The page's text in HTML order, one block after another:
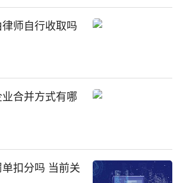
师自行收取吗
合并方式有哪
扣分吗 当前关